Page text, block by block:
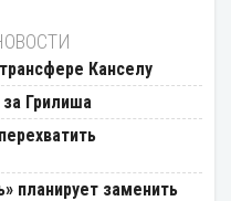
Канселу
Грилиша
планирует заменить